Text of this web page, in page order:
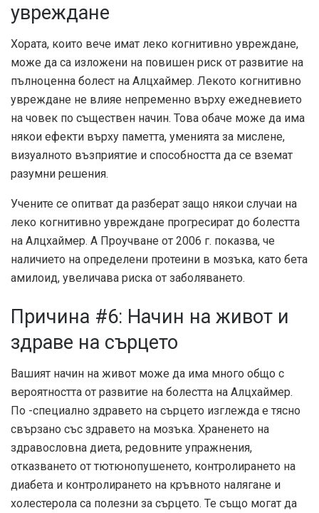
увреждане
Хората, които вече имат леко когнитивно увреждане,
може да са изложени на повишен риск от развитие на
пълноценна болест на Алцхаймер. Лекото когнитивно
увреждане не влияе непременно върху ежедневието
на човек по съществен начин. Това обаче може да има
някои ефекти върху паметта, уменията за мислене,
визуалното възприятие и способността да се вземат
разумни решения.
Учените се опитват да разберат защо някои случаи на
леко когнитивно увреждане прогресират до болестта
на Алцхаймер. А Проучване от 2006 г. показва, че
наличието на определени протеини в мозъка, като бета
амилоид, увеличава риска от заболяването.
Причина #6: Начин на живот и
здраве на сърцето
Вашият начин на живот може да има много общо с
вероятността от развитие на болестта на Алцхаймер.
По -специално здравето на сърцето изглежда е тясно
свързано със здравето на мозъка. Храненето на
здравословна диета, редовните упражнения,
отказването от тютюнопушенето, контролирането на
диабета и контролирането на кръвното налягане и
холестерола са полезни за сърцето. Те също могат да